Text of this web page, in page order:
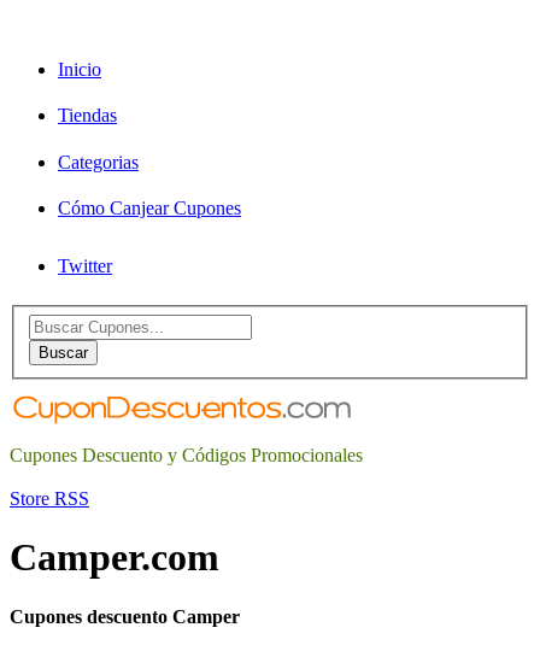
Inicio
Tiendas
Categorias
Cómo Canjear Cupones
Twitter
Search
for:Buscar
Cupones Descuento y Códigos Promocionales
Store RSS
Camper.com
Cupones descuento Camper